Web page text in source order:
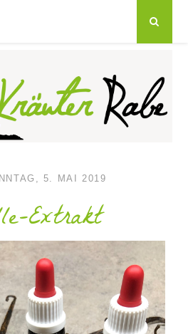
5. MAI 2019
Extrakt